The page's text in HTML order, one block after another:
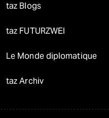
taz Blogs
taz FUTURZWEI
Le Monde diplomatique
taz Archiv